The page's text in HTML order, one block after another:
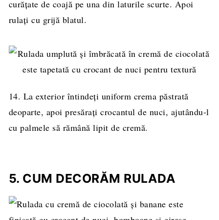
curăţate de coajă pe una din laturile scurte. Apoi
rulaţi cu grijă blatul.
14. La exterior întindeţi uniform crema păstrată
deoparte, apoi presăraţi crocantul de nuci, ajutându-l
cu palmele să rămână lipit de cremă.
5. CUM DECORĂM RULADA